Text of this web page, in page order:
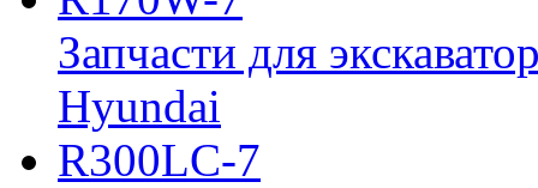
Запчасти для
Hyundai
R300LC-7